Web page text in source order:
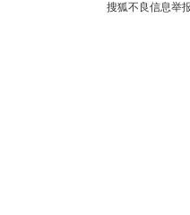
搜狐不良信息举